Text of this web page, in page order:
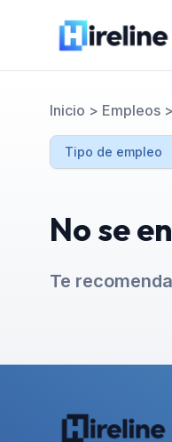
Inicio > Empleos >
No se
Te